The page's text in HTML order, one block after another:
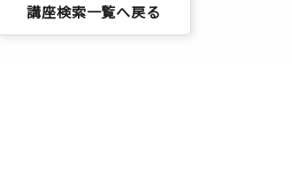
講座検索一覧へ戻る